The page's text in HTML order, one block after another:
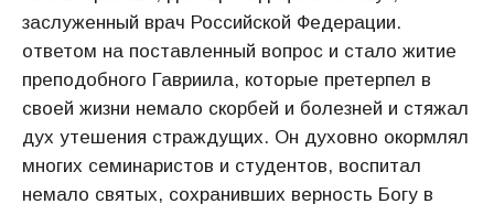
заслуженный врач Российской Федерации.
ответом на поставленный вопрос и стало житие
преподобного Гавриила, которые претерпел в
своей жизни немало скорбей и болезней и стяжал
дух утешения страждущих. Он духовно окормлял
многих семинаристов и студентов, воспитал
немало святых, сохранивших верность Богу в